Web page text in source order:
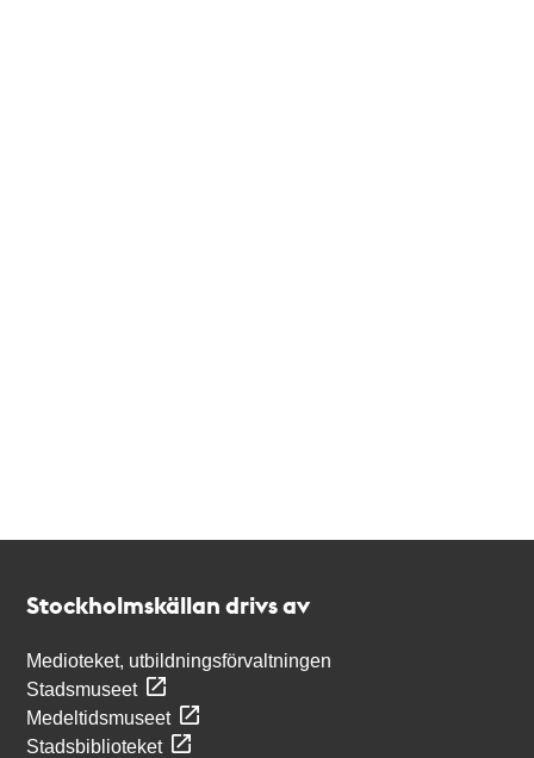
Stockholmskällan drivs av
Medioteket, utbildningsförvaltningen
Stadsmuseet
Medeltidsmuseet
Stadsbiblioteket